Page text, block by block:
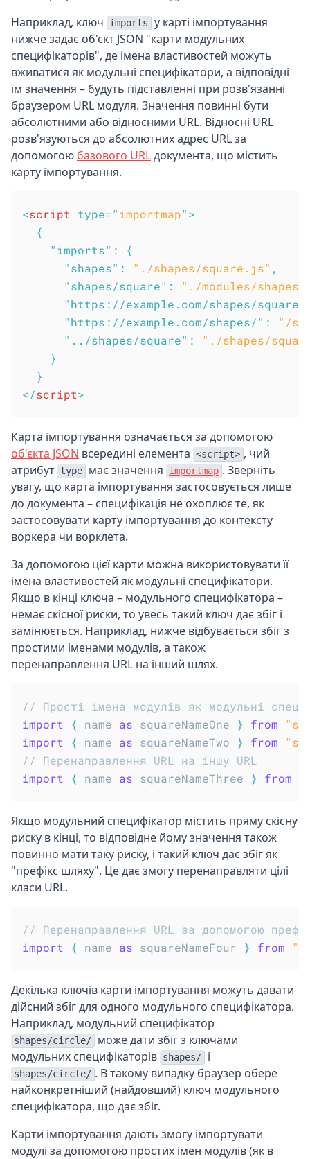
Наприклад, ключ
imports
у карті імпортування
нижче задає об'єкт JSON "карти модульних
специфікаторів", де імена властивостей можуть
вживатися як модульні специфікатори, а відповідні
їм значення – будуть підставленні при розв'язанні
браузером URL модуля. Значення повинні бути
абсолютними або відносними URL. Відносні URL
розв'язуються до абсолютних адрес URL за
допомогою базового URLдокумента, що містить
карту імпортування.
<script type="importmap">
{
"imports" :
{
"shapes" : "./shapes/square.js" ,
"shapes/square" :
"./modules/
"https://example.com/shapes/
"https://example.com/shapes/" :
"/
"../shapes/square" :
"./shapes/
}
}
</script>
Карта імпортування означається за допомогою
об'єкта JSON всередині елемента <script> , чий
атрибут type має значення importmap . Зверніть
увагу, що карта імпортування застосовується лише
до документа – специфікація не охоплює те, як
застосовувати карту імпортування до контексту
воркера чи ворклета.
За допомогою цієї карти можна використовувати її
імена властивостей як модульні специфікатори.
Якщо в кінці ключа – модульного специфікатора –
немає скісної риски, то увесь такий ключ дає збіг і
замінюється. Наприклад, нижче відбувається збіг з
простими іменами модулів, а також
перенаправлення URL на інший шлях.
// Прості імена модулів як модульні
import
{ name as squareNameOne } from
import
{ name as squareNameTwo } from
// Перенаправлення URL на іншу URL
import
{ name as squareNameThree } from
Якщо модульний специфікатор містить пряму скісну
риску в кінці, то відповідне йому значення також
повинно мати таку риску, і такий ключ дає збіг як
"префікс шляху". Це дає змогу перенаправляти цілі
класи URL.
// Перенаправлення URL за допомогою
import
{ name as squareNameFour } from
Декілька ключів карти імпортування можуть давати
дійсний збіг для одного модульного специфікатора.
Наприклад, модульний специфікатор
shapes/circle/
може дати збіг з ключами
модульних специфікаторів shapes/ і
shapes/circle/ . В такому випадку браузер обере
найконкретніший (найдовший) ключ модульного
специфікатора, що дає збіг.
Карти імпортування дають змогу імпортувати
модулі за допомогою простих імен модулів (як в